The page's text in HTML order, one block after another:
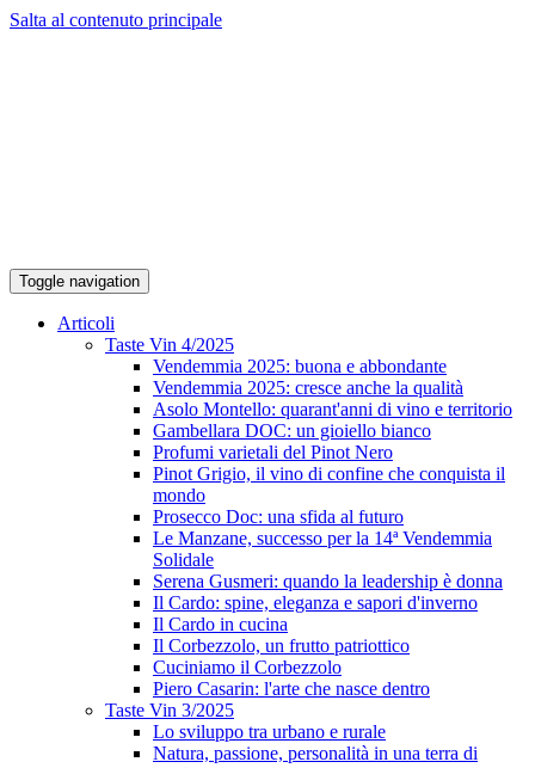
Salta al contenuto principale
Toggle navigation
Articoli
Taste Vin 4/2025
Vendemmia 2025: buona e abbondante
Vendemmia 2025: cresce anche la qualità
Asolo Montello: quarant'anni di vino e territorio
Gambellara DOC: un gioiello bianco
Profumi varietali del Pinot Nero
Pinot Grigio, il vino di confine che conquista il
mondo
Prosecco Doc: una sfida al futuro
Le Manzane, successo per la 14ª Vendemmia
Solidale
Serena Gusmeri: quando la leadership è donna
Il Cardo: spine, eleganza e sapori d'inverno
Il Cardo in cucina
Il Corbezzolo, un frutto patriottico
Cuciniamo il Corbezzolo
Piero Casarin: l'arte che nasce dentro
Taste Vin 3/2025
Lo sviluppo tra urbano e rurale
Natura, passione, personalità in una terra di